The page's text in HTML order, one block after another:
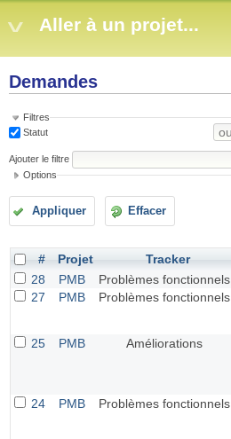
Aller à un projet...
Demandes
Filtres
Statut
Ajouter le filtre
Options
Appliquer Effacer
# Projet Tracker
28
PMB Problèmes fonctionnels
27
PMB Problèmes fonctionnels
25 PMB Améliorations
24 PMB Problèmes fonctionnels